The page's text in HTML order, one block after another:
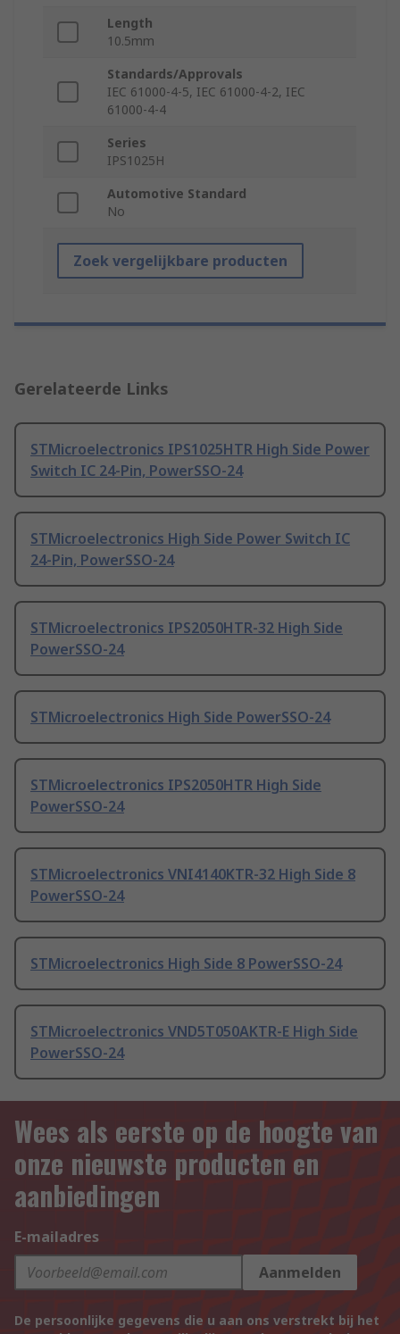
Length
10.5mm
Standards/Approvals
IEC 61000-4-5, IEC 61000-4-2, IEC
61000-4-4
Series
IPS1025H
Automotive Standard
No
Zoek vergelijkbare producten
Gerelateerde Links
STMicroelectronics IPS1025HTR High Side Power
Switch IC 24-Pin, PowerSSO-24
STMicroelectronics High Side Power Switch IC
24-Pin, PowerSSO-24
STMicroelectronics IPS2050HTR-32 High Side
PowerSSO-24
STMicroelectronics High Side PowerSSO-24
STMicroelectronics IPS2050HTR High Side
PowerSSO-24
STMicroelectronics VNI4140KTR-32 High Side 8
PowerSSO-24
STMicroelectronics High Side 8 PowerSSO-24
STMicroelectronics VND5T050AKTR-E High Side
PowerSSO-24
Wees als eerste op de hoogte van
onze nieuwste producten en
aanbiedingen
E-mailadres
Aanmelden
De persoonlijke gegevens die u aan ons verstrekt bij het